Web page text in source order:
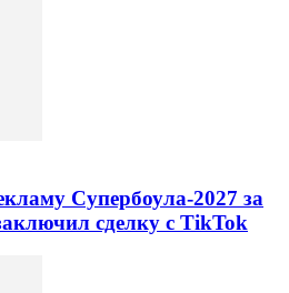
Супербоула-2027 за
сделку с TikTok